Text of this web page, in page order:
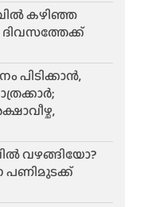
കഴിഞ്ഞ
പിടിക്കാൻ,
വഴങ്ങിയോ?
പണിമുടക്ക്